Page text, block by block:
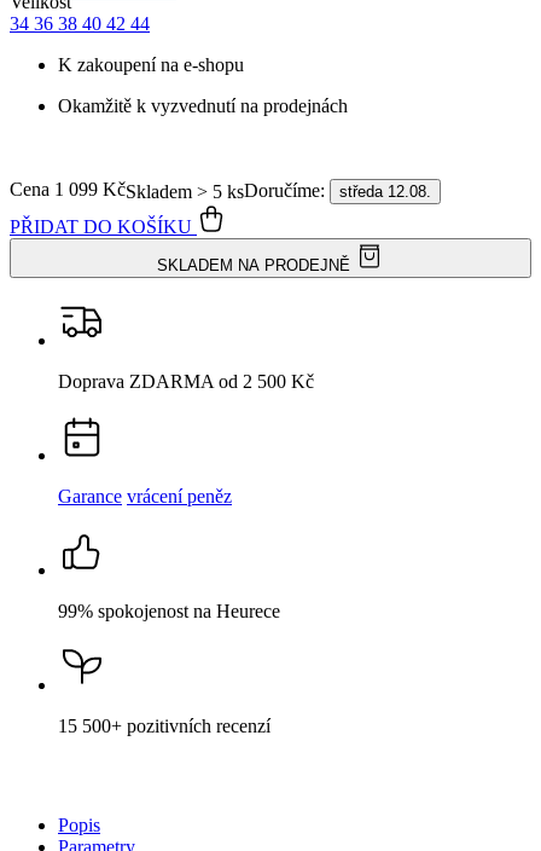
34 36 38 40 42 44
K zakoupení na e-shopu
Okamžitě k vyzvednutí na prodejnách
Skladem > 5 ksDoručíme: středa 12.08.
Cena 1 099 Kč
PŘIDAT DO KOŠÍKU
SKLADEM NA PRODEJNĚ
Doprava ZDARMA od 2 500 Kč
Garance vrácení peněz
99% spokojenost na Heurece
15 500+ pozitivních recenzí
Popis
Parametry